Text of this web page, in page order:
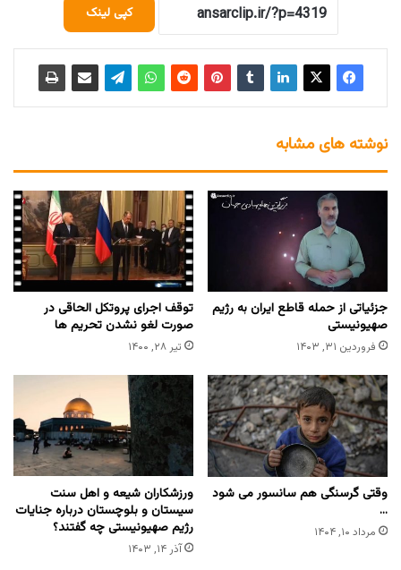
کپی لینک
نوشته های مشابه
جزئیاتی از حمله قاطع ایران به رژیم
صهیونیستی
فروردین ۳۱, ۱۴۰۳
توقف اجرای پروتکل الحاقی در
صورت لغو نشدن تحریم ها
تیر ۲۸, ۱۴۰۰
وقتی گرسنگی هم سانسور می شود
…
مرداد ۱۰, ۱۴۰۴
ورزشکاران شیعه و اهل سنت
سیستان و بلوچستان درباره جنایات
رژیم صهیونیستی چه گفتند؟
آذر ۱۴, ۱۴۰۳